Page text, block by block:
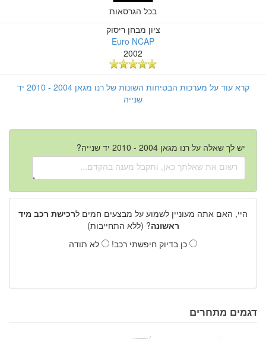
בכל הגרסאות
ציון מבחן ריסוק
Euro NCAP
2002
קרא עוד על מערכות הבטיחות השונות של רנו מגאן 2004 - 2010 יד
שנייה
יש לך שאלה על רנו מגאן 2004 - 2010 יד שנייה?
היי, האם אתה מעוניין לשמוע על מבצעים חמים לרכישת רכב מיד
ראשונה? (ללא התחייבות)
כן בדיוק חיפשתי רכב!
לא תודה
דגמים מתחרים